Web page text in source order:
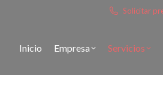
Solicitar
Inicio Empresa Servicios